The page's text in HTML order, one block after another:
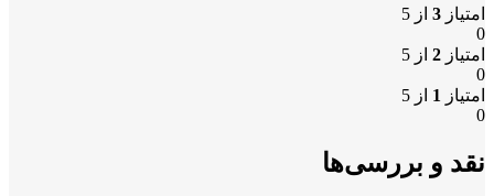
امتیاز 3 از 5
0
امتیاز 2 از 5
0
امتیاز 1 از 5
0
نقد و بررسی‌ها